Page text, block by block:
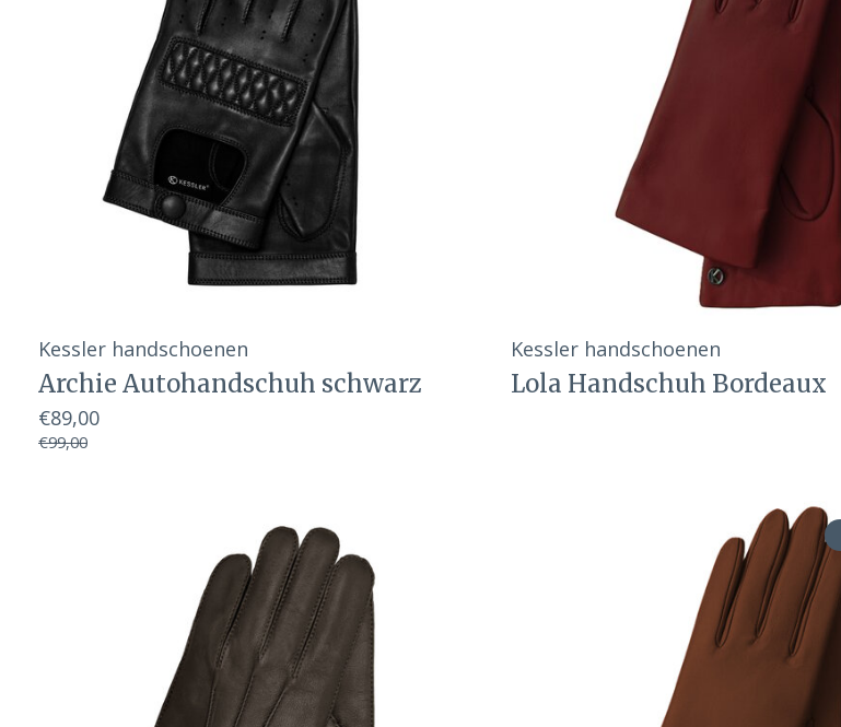
Kessler handschoenen
Archie Autohandschuh schwarz
€89,00
€99,00
Kessler handschoenen
Lola Handschuh Bordeaux